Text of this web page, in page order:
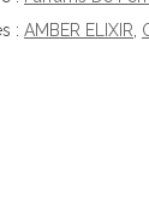
: AMBER ELIXIR